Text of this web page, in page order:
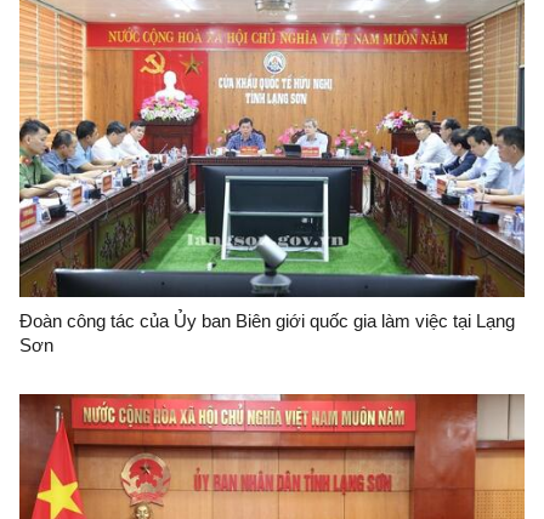
Đoàn công tác của Ủy ban Biên giới quốc gia làm việc tại Lạng
Sơn